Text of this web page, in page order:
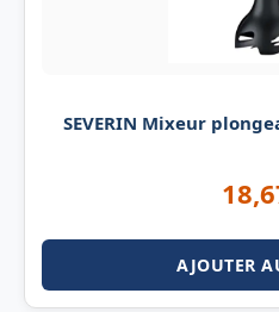
SEVERIN Mixeur
AJOUTER